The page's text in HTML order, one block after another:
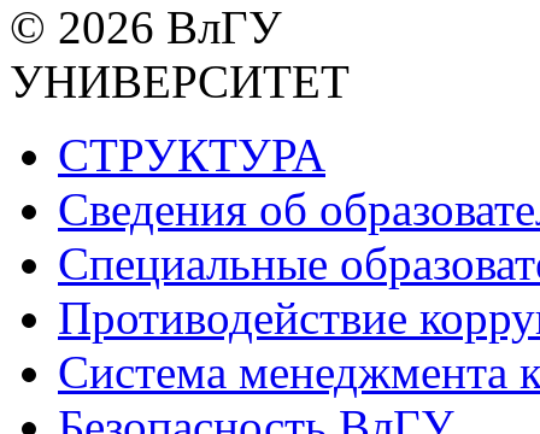
© 2026 ВлГУ
УНИВЕРСИТЕТ
СТРУКТУРА
Сведения об
Специальные
Противодействие
Система менеджмента